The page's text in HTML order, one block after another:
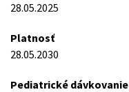
28.05.2025
Platnosť
28.05.2030
Pediatrické dávkovanie